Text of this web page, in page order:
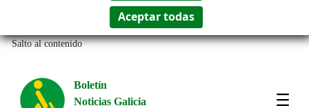
Salto al contenido
Boletín
Noticias Galicia